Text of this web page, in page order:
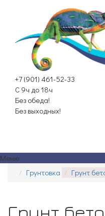
+7 (901) 461-52-33
С 9ч до 18ч
Без обеда!
Без выходных!
Меню
Грунтовка
Грунт
Грунт